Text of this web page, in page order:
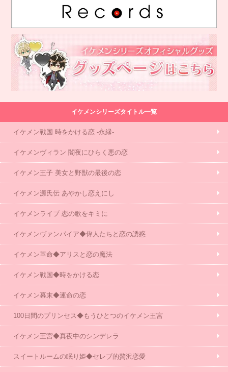
イケメンシリーズタイトル一覧
イケメン戦国 時をかける恋 -永縁-
イケメンヴィラン 闇夜にひらく悪の恋
イケメン王子 美女と野獣の最後の恋
イケメン源氏伝 あやかし恋えにし
イケメンライブ 恋の歌をキミに
イケメンヴァンパイア◆偉人たちと恋の誘惑
イケメン革命◆アリスと恋の魔法
イケメン戦国◆時をかける恋
イケメン幕末◆運命の恋
100日間のプリンセス◆もうひとつのイケメン王宮
イケメン王宮◆真夜中のシンデレラ
スイートルームの眠り姫◆セレブ的贅沢恋愛